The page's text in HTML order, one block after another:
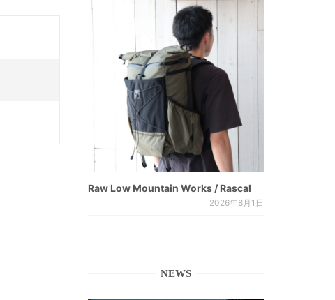
Raw Low Mountain Works / Rascal
2026年8月1日
NEWS